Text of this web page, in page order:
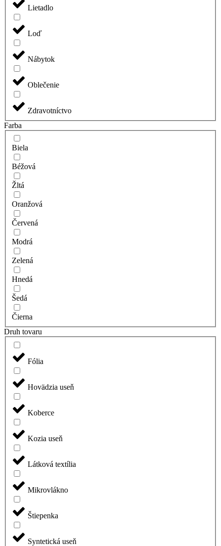
Lietadlo
Loď
Nábytok
Oblečenie
Zdravotníctvo
Farba
Biela
Béžová
Žltá
Oranžová
Červená
Modrá
Zelená
Hnedá
Šedá
Čierna
Druh tovaru
Fólia
Hovädzia useň
Koberce
Kozia useň
Látková textília
Mikrovlákno
Štiepenka
Syntetická useň